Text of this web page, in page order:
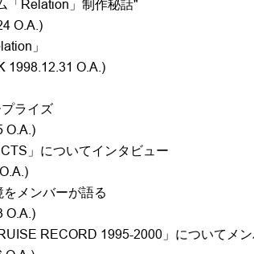
「Relation」制作秘話"
O.A.)
」
1998.12.31 O.A.)
ライズ
O.A.)
」についてインタビュー
をメンバーが語る
O.A.)
RECORD 1995-2000」についてメ